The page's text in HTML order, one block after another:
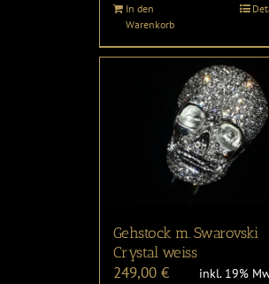
In den
Warenkorb
Gehstock m. Swarovski
Crystal weiss
249,00 €
inkl. 19%